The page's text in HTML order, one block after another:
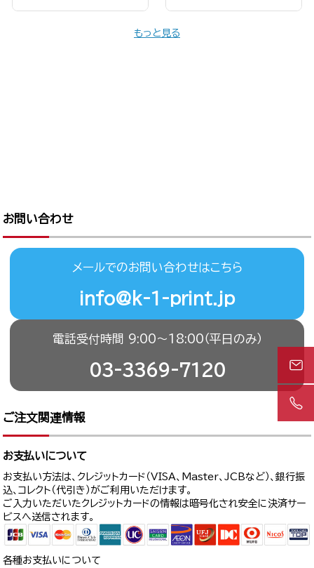
もっと見る
お問い合わせ
メールでのお問い合わせはこちら
info@k-1-print.jp
電話受付時間 9:00〜18:00（平日のみ）
03-3369-7120
ご注文関連情報
お支払いについて
お支払い方法は、クレジットカード（VISA、Master、JCBなど）、銀行振
込、コレクト（代引き）がご利用いただけます。
ご入力いただいたクレジットカードの情報は暗号化され安全に決済サー
ビスへ送信されます。
各種お支払いについて